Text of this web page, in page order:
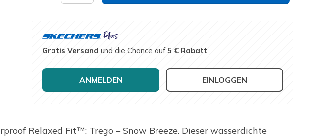
Gratis Versand und die Chance auf5 € Rabatt
ANMELDEN EINLOGGEN
Relaxed Fit™: Trego – Snow Breeze. Dieser wasserdichte